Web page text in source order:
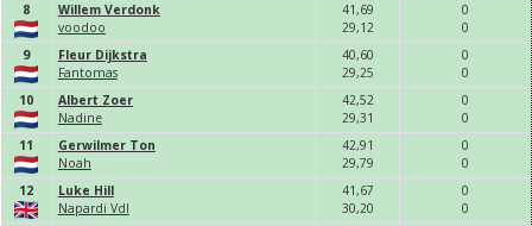
8
Willem Verdonk
voodoo
41,69
29,12
0
0
9
Fleur Dijkstra
Fantomas
40,60
29,25
0
0
10
Albert Zoer
Nadine
42,52
29,31
0
0
11
Gerwilmer Ton
Noah
42,91
29,79
0
0
12
Luke Hill
Napardi Vdl
41,67
30,20
0
0